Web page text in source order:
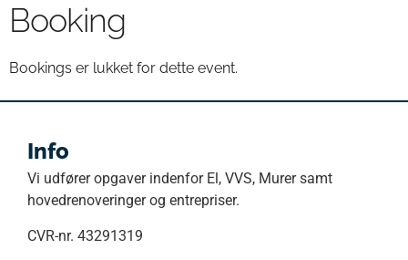
Booking
Bookings er lukket for dette event.
Info
Vi udfører opgaver indenfor El, VVS, Murer samt
hovedrenoveringer og entrepriser.
CVR-nr. 43291319